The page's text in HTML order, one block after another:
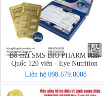
Bổ mắt SMS BIO PHARM Hàn
Quốc 120 viên - Eye Nutrition
Vitamin A
Liên hệ 098.679.8008